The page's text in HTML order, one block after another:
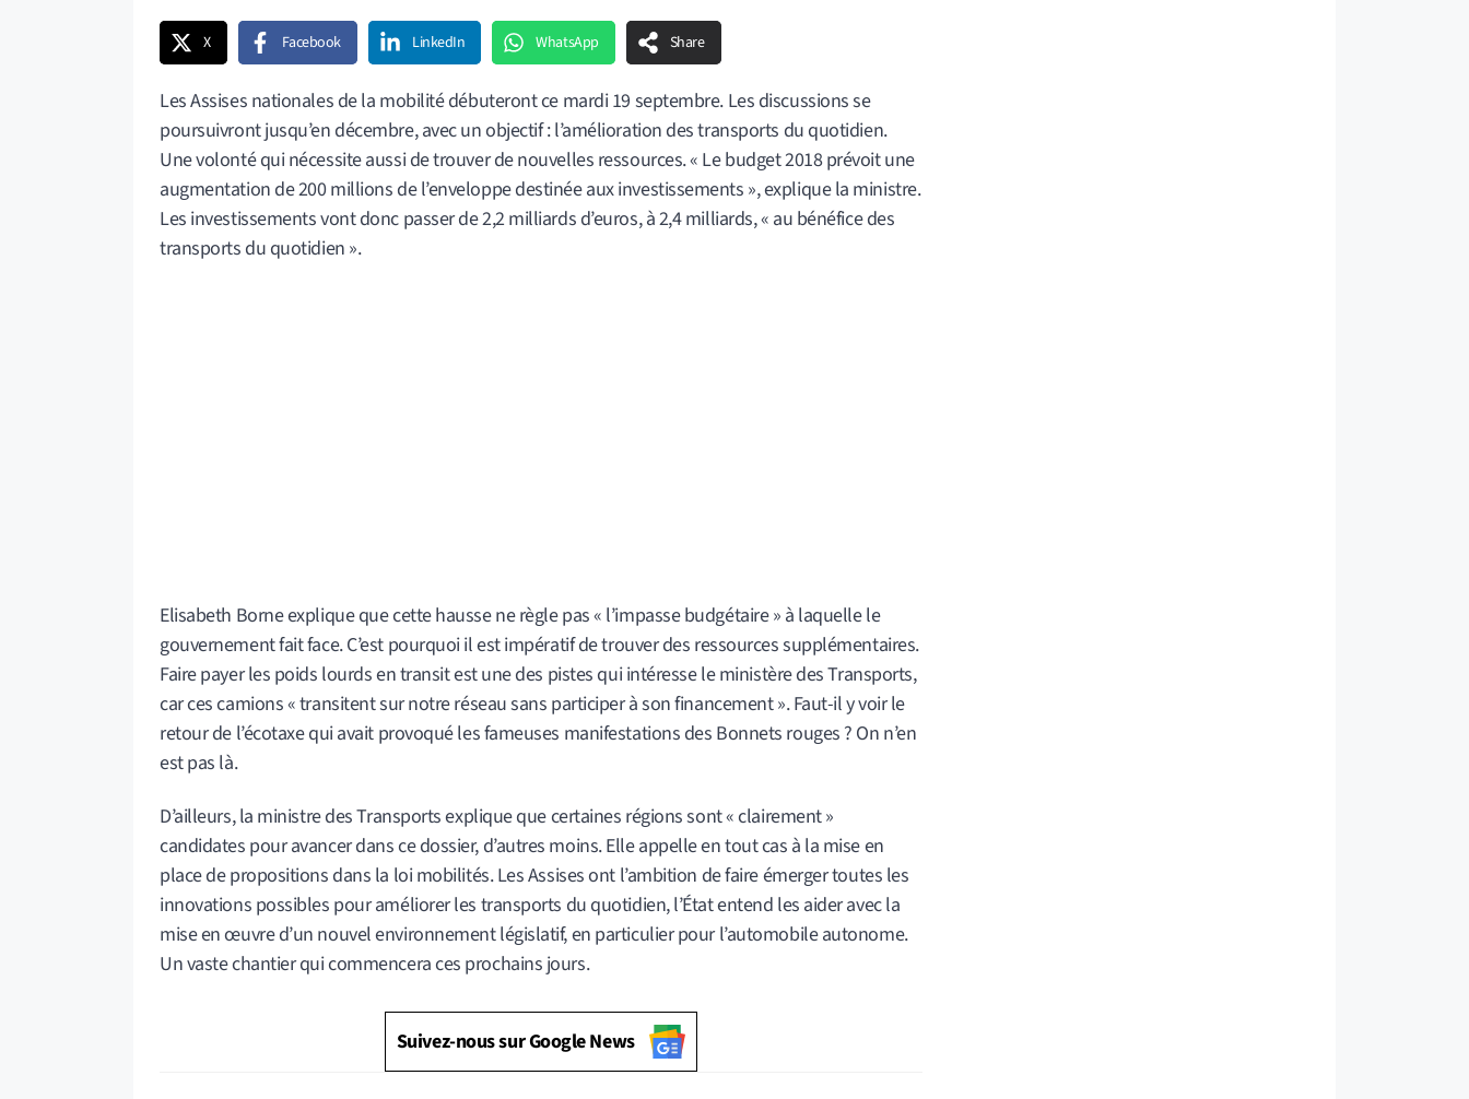
X Facebook LinkedIn WhatsApp Share
Les Assises nationales de la mobilité débuteront ce mardi 19 septembre. Les discussions se
poursuivront jusqu’en décembre, avec un objectif : l’amélioration des transports du quotidien.
Une volonté qui nécessite aussi de trouver de nouvelles ressources. « Le budget 2018 prévoit une
augmentation de 200 millions de l’enveloppe destinée aux investissements », explique la ministre.
Les investissements vont donc passer de 2,2 milliards d’euros, à 2,4 milliards, « au bénéfice des
transports du quotidien ».
Elisabeth Borne explique que cette hausse ne règle pas « l’impasse budgétaire » à laquelle le
gouvernement fait face. C’est pourquoi il est impératif de trouver des ressources supplémentaires.
Faire payer les poids lourds en transit est une des pistes qui intéresse le ministère des Transports,
car ces camions « transitent sur notre réseau sans participer à son financement ». Faut-il y voir le
retour de l’écotaxe qui avait provoqué les fameuses manifestations des Bonnets rouges ? On n’en
est pas là.
D’ailleurs, la ministre des Transports explique que certaines régions sont « clairement »
candidates pour avancer dans ce dossier, d’autres moins. Elle appelle en tout cas à la mise en
place de propositions dans la loi mobilités. Les Assises ont l’ambition de faire émerger toutes les
innovations possibles pour améliorer les transports du quotidien, l’État entend les aider avec la
mise en œuvre d’un nouvel environnement législatif, en particulier pour l’automobile autonome.
Un vaste chantier qui commencera ces prochains jours.
Suivez-nous sur Google News